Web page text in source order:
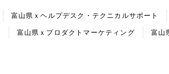
富山県ｘヘルプデスク・テクニカルサポート
富山県ｘプロダクトマーケティング 富山